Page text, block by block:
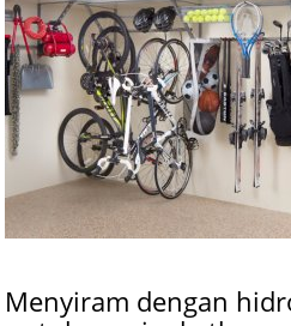
Menyiram dengan